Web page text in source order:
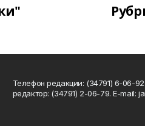
Телефон редакции: (34791) 6-06-
редактор: (34791) 2-06-79. Е-mаil: